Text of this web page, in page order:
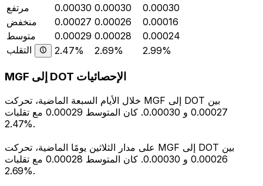
مرتفع
0.00030 0.00030
0.00030
منخفض
0.00027 0.00026
0.00016
متوسط
0.00029 0.00028
0.00024
التقلب
2.47% 2.69% 2.99%
MGF إلى DOT الإحصائيات
خلال الأيام السبعة الماضية، تحركت MGF إلى DOT بين
0.00027 و 0.00030. كان المتوسط 0.00029 مع تقلبات
2.47%.
على مدار الثلاثين يومًا الماضية، تحركت MGF إلى DOT بين
0.00026 و 0.00030. كان المتوسط 0.00028 مع تقلبات
2.69%.